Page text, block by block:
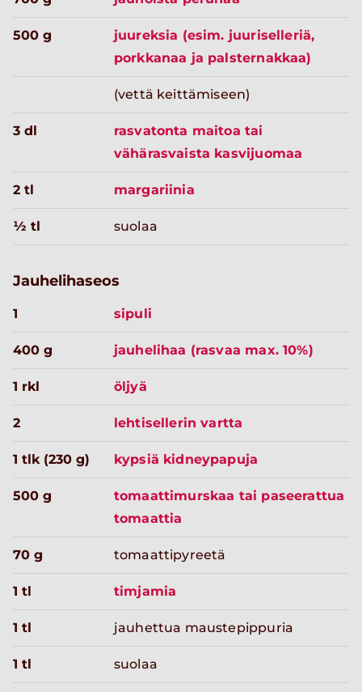
500 g
juureksia (esim. juuriselleriä,
porkkanaa ja palsternakkaa)
(vettä keittämiseen)
3 dl
rasvatonta maitoa tai
vähärasvaista kasvijuomaa
2 tl margariinia
½ tl suolaa
Jauhelihaseos
1 sipuli
400 g jauhelihaa (rasvaa max. 10%)
1 rkl öljyä
2 lehtisellerin vartta
1 tlk (230 g) kypsiä kidneypapuja
500 g
tomaattimurskaa tai paseerattua
tomaattia
70 g tomaattipyreetä
1 tl timjamia
1 tl jauhettua maustepippuria
1 tl suolaa